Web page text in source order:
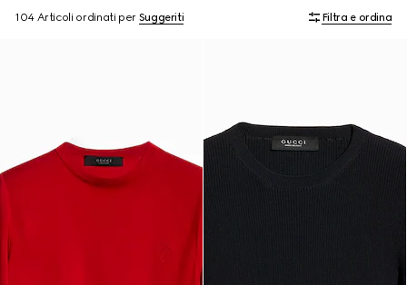
104 Articoli ordinati per Suggeriti Filtra e ordina